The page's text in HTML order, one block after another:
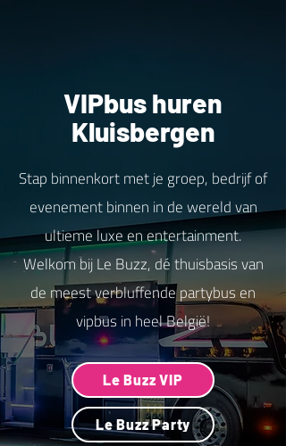
VIPbus huren
Kluisbergen
Stap binnenkort met je groep, bedrijf of
evenement binnen in de wereld van
ultieme luxe en entertainment.
Welkom bij Le Buzz, dé thuisbasis van
de meest verbluffende partybus en
vipbus in heel België!
Le Buzz VIP
Le Buzz Party